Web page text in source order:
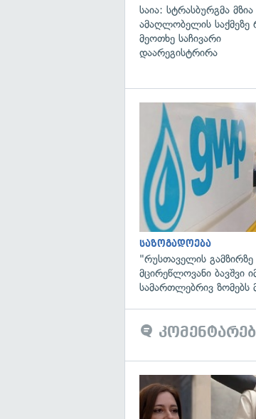
საია: სტრასბურგმა მზია
ამაღლობელის საქმეზე
მეოთხე საჩივარი
დაარეგისტრირა
საზოგადოება
"რუსთაველის
მცირეწლოვანი
სამართლებრივ ზომებს